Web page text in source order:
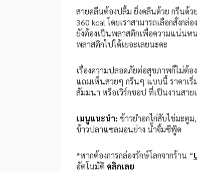
สายคลีนต้องปลื้ม ยิ่งคลีนด้วย กรีนด้ว
360 kcal โดยเราสามารถเลือกสั่งก
ยังต้องเป็นพลาสติกเพื่อความแน่นหน
พลาสติกไปได้เยอะเลยนะคะ
เรื่องความปลอดภัยต่อสุขภาพก็ไม่ต้อ
แถมเห็นสวยๆ กรีนๆ แบบนี้ ราคาเริ่
สัมมนา หรือเวิร์กชอป ที่เป็นงานสาย
เมนูแนะนำ: ข้าวยำอกไก่สับไข่มะตู
ข้าวปลาแซลมอนย่าง น้ำจิ้มซีฟู้ด
*หากต้องการกล่องรักษ์โลกจากร้าน “
อัตโนมัติ คลิกเลย